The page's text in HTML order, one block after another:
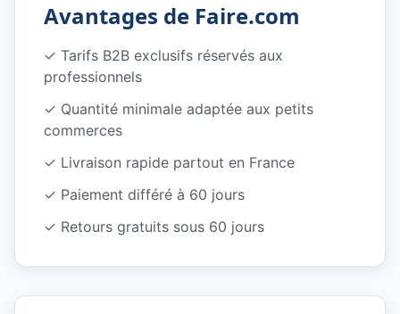
Avantages de Faire.com
✓ Tarifs B2B exclusifs réservés aux
professionnels
✓ Quantité minimale adaptée aux petits
commerces
✓ Livraison rapide partout en France
✓ Paiement différé à 60 jours
✓ Retours gratuits sous 60 jours